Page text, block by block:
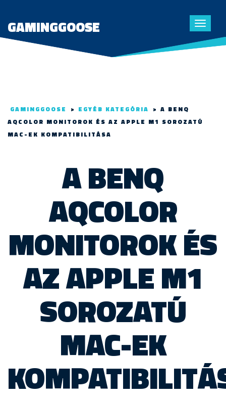
Toggle
GAMINGGOOSE
GAMINGGOOSE > EGYÉB KATEGÓRIA > A BENQ
AQCOLOR MONITOROK ÉS AZ APPLE M1 SOROZATÚ
MAC-EK KOMPATIBILITÁSA
A BENQ
AQCOLOR
MONITOROK ÉS
AZ APPLE M1
SOROZATÚ
MAC-EK